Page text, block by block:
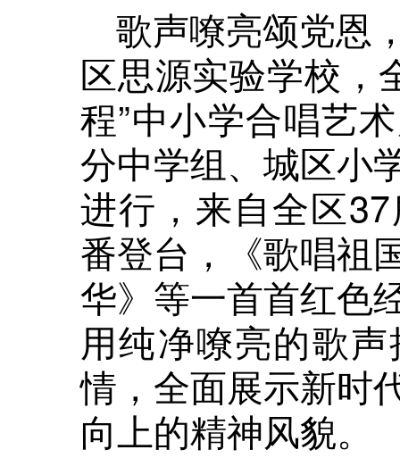
歌声嘹亮颂党恩
区思源实验学校，
程”中小学合唱艺
分中学组、城区小
进行，来自全区
番登台，《歌唱祖
华》等一首首红色
用纯净嘹亮的歌
情，全面展示新时
向上的精神风貌。